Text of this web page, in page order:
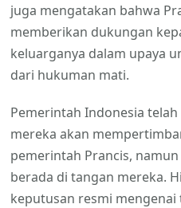
juga mengatakan bahwa
memberikan dukungan
keluarganya dalam upaya
dari hukuman mati.
Pemerintah Indonesia
mereka akan
pemerintah Prancis,
berada di tangan mereka.
keputusan resmi